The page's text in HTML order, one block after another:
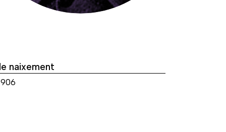
naixement